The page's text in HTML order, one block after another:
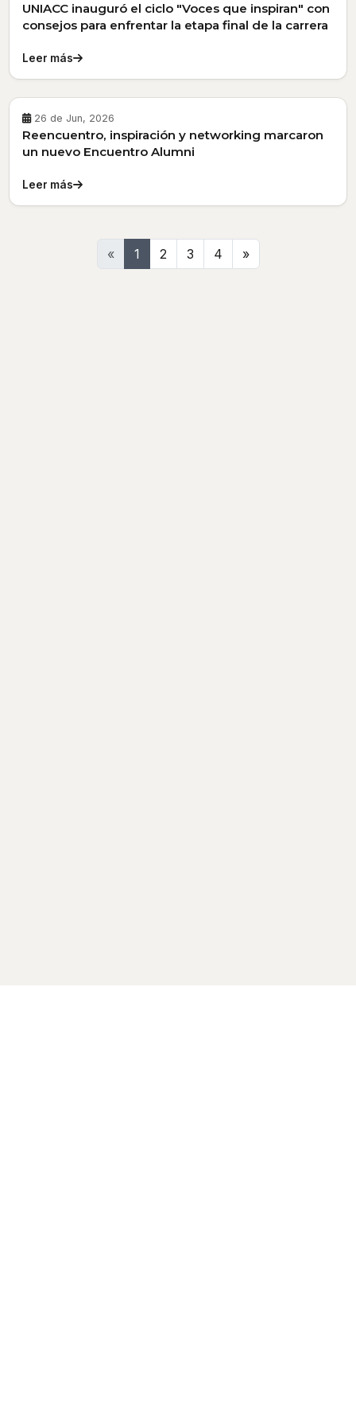
UNIACC inauguró el ciclo "Voces que inspiran" con
consejos para enfrentar la etapa final de la carrera
Leer más
26 de Jun, 2026
Reencuentro, inspiración y networking marcaron
un nuevo Encuentro Alumni
Leer más
« 1 2 3 4 »Siguiente